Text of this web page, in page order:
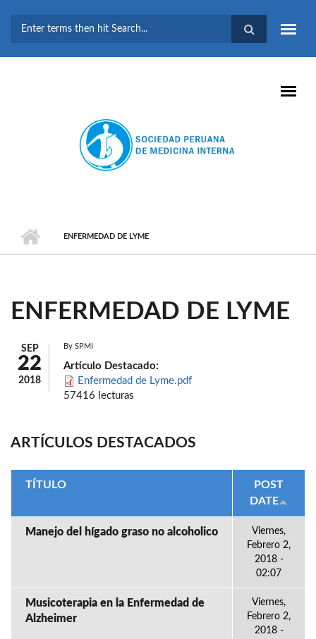
BÚSQUEDA
ENFERMEDAD DE LYME
ENFERMEDAD DE LYME
SEP
22
2018
By SPMI
Artículo Destacado:
Enfermedad de Lyme.pdf
57416 lecturas
ARTÍCULOS DESTACADOS
TÍTULO
POST
DATE
Manejo del hígado graso no alcoholico
Viernes,
Febrero 2,
2018 -
02:07
Musicoterapia en la Enfermedad de
Alzheimer
Viernes,
Febrero 2,
2018 -